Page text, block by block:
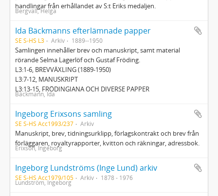
handlingar från erhållandet av S:t Eriks medaljen.
Bergvall, Helga
Ida Bäckmanns efterlämnade papper
SE S-HS L3 Arkiv 1889--1950
Samlingen innehåller brev och manuskript, samt material
rörande Selma Lagerlöf och Gustaf Fröding.
L3:1-6, BREVVÄXLING (1889-1950)
L3:7-12, MANUSKRIPT
L3:13-15, FRÖDINGIANA OCH DIVERSE PAPPER
Bäckmann, Ida
Ingeborg Erixsons samling
SE S-HS Acc1993/237 Arkiv
Manuskript, brev, tidningsurklipp, förlagskontrakt och brev från
förläggaren, royaltyrapporter, kvitton och räkningar, adressbok.
Erixson, Ingeborg
Ingeborg Lundströms (Inge Lund) arkiv
SE S-HS Acc1979/105 Arkiv 1878 - 1976
Lundström, Ingeborg